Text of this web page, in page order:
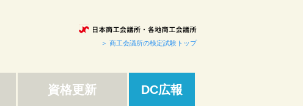
＞ 商工会議所の検定試験トップ
資格更新 DC広報